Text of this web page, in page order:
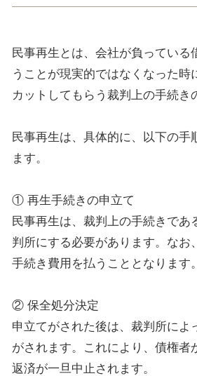
民事再生とは、会社が負っている
うことが現実的ではなくなった時
カットしてもらう裁判上の手続き
民事再生は、具体的に、以下の手
ます。
① 再生手続きの申立て
民事再生は、裁判上の手続きであ
判所にする必要があります。なお
手続き費用を払うこととなります。
② 保全処分決定
申立てがされた後は、裁判所によ
がされます。これにより、債権者
返済が一旦中止されます。